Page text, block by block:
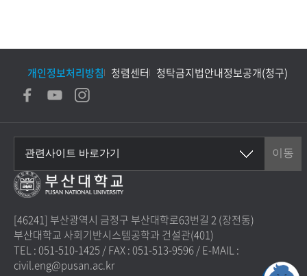
개인정보처리방침 청렴센터 청탁금지법안내정보공개(청구)
[46241] 부산광역시 금정구 부산대학로63번길 2 (장전동)
부산대학교 사회기반시스템공학과 건설관(401)
TEL : 051-510-1425 /FAX : 051-513-9596/E-MAIL :
civil.eng@pusan.ac.kr